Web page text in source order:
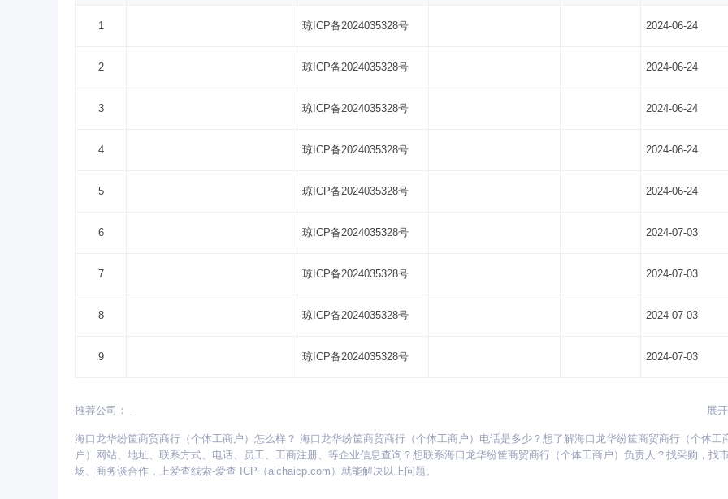
1 琼ICP备2024035328号 2024-06-24
2 琼ICP备2024035328号 2024-06-24
3 琼ICP备2024035328号 2024-06-24
4 琼ICP备2024035328号 2024-06-24
5 琼ICP备2024035328号 2024-06-24
6 琼ICP备2024035328号 2024-07-03
7 琼ICP备2024035328号 2024-07-03
8 琼ICP备2024035328号 2024-07-03
9 琼ICP备2024035328号 2024-07-03
推荐公司： - 展开
更多省份： 安徽 北京 重庆 福建 甘肃 广东 广西 贵州 海南 河北 河南 湖北 湖南 江苏 江西 吉林 辽宁
宁夏
青海
山东 陕西 山西 上海 四川 天津 新疆 西藏 云南 浙江 内蒙古 黑龙江
海口龙华纷筐商贸商行（个体工商户）怎么样？ 海口龙华纷筐商贸商行（个体工商户）电话是多少？想了解海口龙华纷筐商贸商行（个体工
户）网站、地址、联系方式、电话、员工、工商注册、等企业信息查询？想联系海口龙华纷筐商贸商行（个体工商户）负责人？找采购，找
场、商务谈合作，上爱查线索-爱查 ICP（aichaicp.com）就能解决以上问题。